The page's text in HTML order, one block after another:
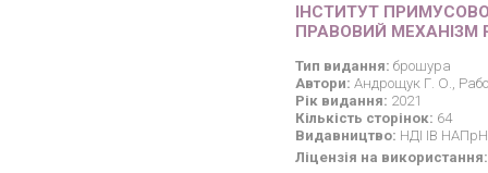
ІНСТИТУТ
ПРАВОВИЙ МЕХАНІЗМ
Тип видання: брошура
Автори: Андрощук Г. О.,
Рік видання: 2021
Кількість сторінок: 64
Видавництво: НДІ ІВ НАПрН
Ліцензія на використання: